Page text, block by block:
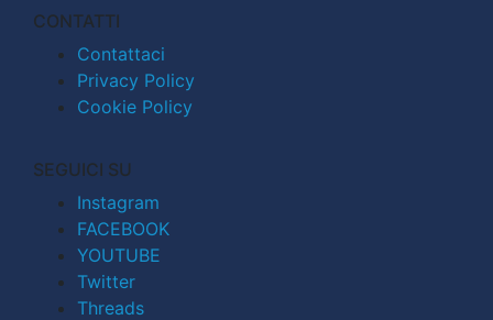
CONTATTI
Contattaci
Privacy Policy
Cookie Policy
SEGUICI SU
Instagram
FACEBOOK
YOUTUBE
Twitter
Threads